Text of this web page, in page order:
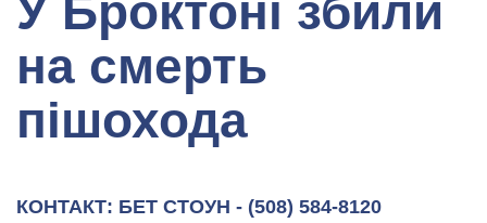
У Броктоні збили
на смерть
пішохода
КОНТАКТ: БЕТ СТОУН - (508) 584-8120